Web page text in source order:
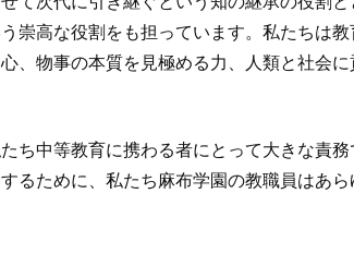
崇高な役割をも担っています。私たちは
、物事の本質を見極める力、人類と社会に
ち中等教育に携わる者にとって大きな責務
るために、私たち麻布学園の教職員はあ